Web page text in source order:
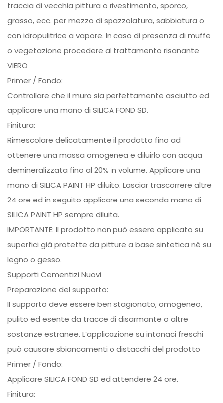
traccia di vecchia pittura o rivestimento, sporco,
grasso, ecc. per mezzo di spazzolatura, sabbiatura o
con idropulitrice a vapore. In caso di presenza di muffe
o vegetazione procedere al trattamento risanante
VIERO
Primer / Fondo:
Controllare che il muro sia perfettamente asciutto ed
applicare una mano di SILICA FOND SD.
Finitura:
Rimescolare delicatamente il prodotto fino ad
ottenere una massa omogenea e diluirlo con acqua
demineralizzata fino al 20% in volume. Applicare una
mano di SILICA PAINT HP diluito. Lasciar trascorrere altre
24 ore ed in seguito applicare una seconda mano di
SILICA PAINT HP sempre diluita.
IMPORTANTE: Il prodotto non può essere applicato su
superfici già protette da pitture a base sintetica né su
legno o gesso.
Supporti Cementizi Nuovi
Preparazione del supporto:
Il supporto deve essere ben stagionato, omogeneo,
pulito ed esente da tracce di disarmante o altre
sostanze estranee. L’applicazione su intonaci freschi
può causare sbiancamenti o distacchi del prodotto
Primer / Fondo:
Applicare SILICA FOND SD ed attendere 24 ore.
Finitura: